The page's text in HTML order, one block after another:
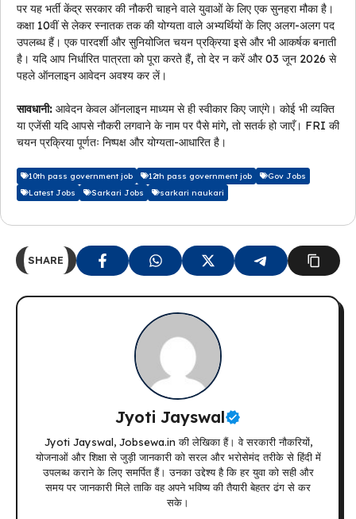
पर यह भर्ती केंद्र सरकार की नौकरी चाहने वाले युवाओं के लिए एक सुनहरा मौका है।
कक्षा 10वीं से लेकर स्नातक तक की योग्यता वाले अभ्यर्थियों के लिए अलग-अलग पद
उपलब्ध हैं। एक पारदर्शी और सुनियोजित चयन प्रक्रिया इसे और भी आकर्षक बनाती
है। यदि आप निर्धारित पात्रता को पूरा करते हैं, तो देर न करें और 03 जून 2026 से
पहले ऑनलाइन आवेदन अवश्य कर लें।
सावधानी: आवेदन केवल ऑनलाइन माध्यम से ही स्वीकार किए जाएंगे। कोई भी व्यक्ति
या एजेंसी यदि आपसे नौकरी लगवाने के नाम पर पैसे मांगे, तो सतर्क हो जाएँ। FRI की
चयन प्रक्रिया पूर्णतः निष्पक्ष और योग्यता-आधारित है।
10th pass government job 12th pass government job
Gov Jobs
Latest Jobs
Sarkari Jobs sarkari naukari
SHARE
Jyoti Jayswal
Jyoti Jayswal, Jobsewa.in की लेखिका हैं। वे सरकारी नौकरियों,
योजनाओं और शिक्षा से जुड़ी जानकारी को सरल और भरोसेमंद तरीके से हिंदी में
उपलब्ध कराने के लिए समर्पित हैं। उनका उद्देश्य है कि हर युवा को सही और
समय पर जानकारी मिले ताकि वह अपने भविष्य की तैयारी बेहतर ढंग से कर
सके।